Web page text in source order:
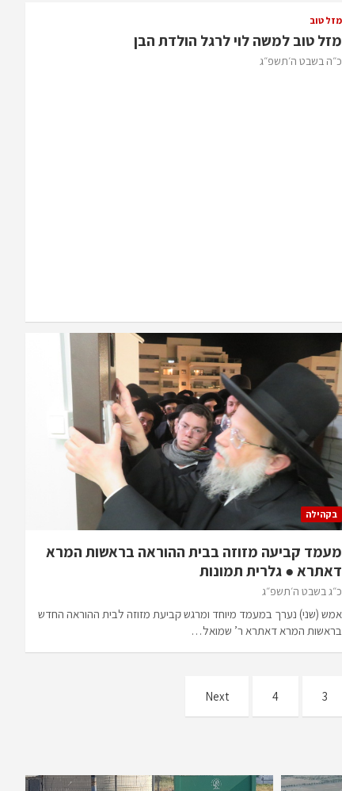
מזל טוב
מזל טוב למשה לוי לרגל הולדת הבן
כ״ה בשבט ה׳תשפ״ג
בקהילה
מעמד קביעה מזוזה בבית ההוראה בראשות המרא
דאתרא ● גלרית תמונות
כ״ג בשבט ה׳תשפ״ג
אמש (שני) נערך במעמד מיוחד ומרגש קביעת מזוזה לבית ההוראה החדש
בראשות המרא דאתרא ר’ שמואל…
3
4
Next